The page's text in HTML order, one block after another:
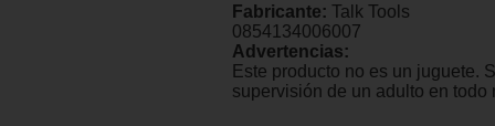
Fabricante: Talk Tools
0854134006007
Advertencias:
Este producto no es un juguete.
supervisión de un adulto en todo